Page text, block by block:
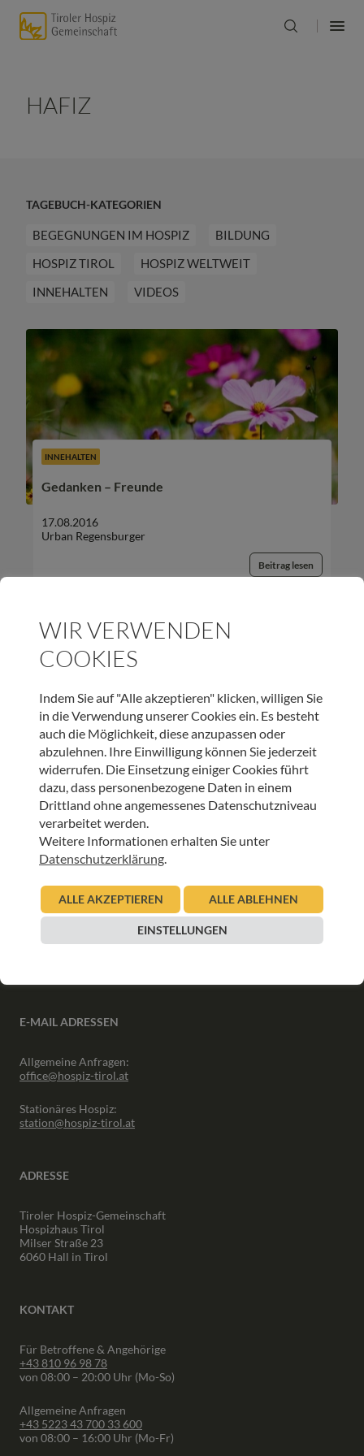
HAFIZ
TAGEBUCH-KATEGORIEN
BEGEGNUNGEN IM HOSPIZ
BILDUNG
HOSPIZ TIROL
HOSPIZ WELTWEIT
INNEHALTEN
VIDEOS
INNEHALTEN
Gedanken – Freunde
17.08.2016
Urban Regensburger
Beitrag lesen
ANMELDEN
INFORMATIONEN
Downloads
Interner Bereich
Partner
E-MAIL ADRESSEN
Allgemeine Anfragen:
office@hospiz-tirol.at
Stationäres Hospiz:
station@hospiz-tirol.at
ADRESSE
Tiroler Hospiz-Gemeinschaft
Hospizhaus Tirol
Milser Straße 23
6060 Hall in Tirol
KONTAKT
Für Betroffene & Angehörige
+43 810 96 98 78
von 08:00 – 20:00 Uhr (Mo-So)
Allgemeine Anfragen
+43 5223 43 700 33 600
von 08:00 – 16:00 Uhr (Mo-Fr)
WIR VERWENDEN
COOKIES
Indem Sie auf "Alle akzeptieren" klicken, willigen Sie
in die Verwendung unserer Cookies ein. Es besteht
auch die Möglichkeit, diese anzupassen oder
abzulehnen. Ihre Einwilligung können Sie jederzeit
widerrufen. Die Einsetzung einiger Cookies führt
dazu, dass personenbezogene Daten in einem
Drittland ohne angemessenes Datenschutzniveau
verarbeitet werden.
Weitere Informationen erhalten Sie unter
Datenschutzerklärung.
ALLE AKZEPTIEREN ALLE ABLEHNEN
EINSTELLUNGEN